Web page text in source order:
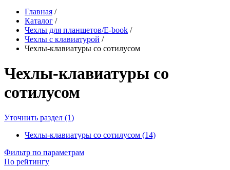
Главная /
Каталог /
Чехлы для планшетов/E-book /
Чехлы с клавиатурой /
Чехлы-клавиатуры со сотилусом
Чехлы-клавиатуры со
сотилусом
Уточнить раздел (1)
Чехлы-клавиатуры со сотилусом (14)
Фильтр по параметрам
По рейтингу